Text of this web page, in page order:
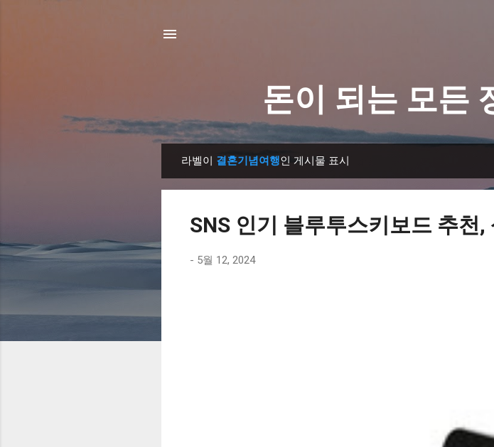
돈이 되는 모든
라벨이 결혼기념여행인 게시물 표시
SNS 인기 블루투스키보드 추천
- 5월 12, 2024